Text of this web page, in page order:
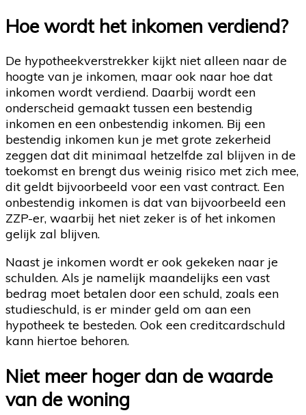
Hoe wordt het inkomen verdiend?
De hypotheekverstrekker kijkt niet alleen naar de
hoogte van je inkomen, maar ook naar hoe dat
inkomen wordt verdiend. Daarbij wordt een
onderscheid gemaakt tussen een bestendig
inkomen en een onbestendig inkomen. Bij een
bestendig inkomen kun je met grote zekerheid
zeggen dat dit minimaal hetzelfde zal blijven in de
toekomst en brengt dus weinig risico met zich mee,
dit geldt bijvoorbeeld voor een vast contract. Een
onbestendig inkomen is dat van bijvoorbeeld een
ZZP-er, waarbij het niet zeker is of het inkomen
gelijk zal blijven.
Naast je inkomen wordt er ook gekeken naar je
schulden. Als je namelijk maandelijks een vast
bedrag moet betalen door een schuld, zoals een
studieschuld, is er minder geld om aan een
hypotheek te besteden. Ook een creditcardschuld
kann hiertoe behoren.
Niet meer hoger dan de waarde
van de woning